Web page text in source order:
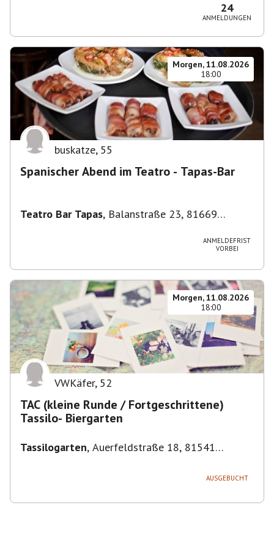
24
ANMELDUNGEN
Morgen, 11.08.2026
18:00
buskatze, 55
Spanischer Abend im Teatro - Tapas-Bar
Teatro Bar Tapas, Balanstraße 23, 81669
ANMELDEFRIST
VORBEI
Morgen, 11.08.2026
18:00
VWKäfer, 52
TAC (kleine Runde / Fortgeschrittene)
Tassilo- Biergarten
Tassilogarten, Auerfeldstraße 18, 81541
AUSGEBUCHT